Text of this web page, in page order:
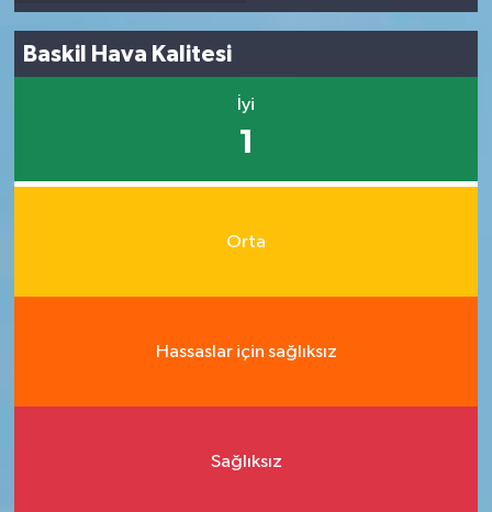
Baskil Hava Kalitesi
İyi
1
Orta
Hassaslar için sağlıksız
Sağlıksız